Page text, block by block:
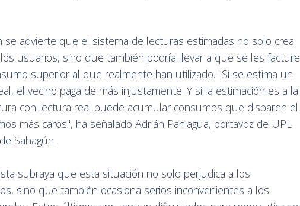
se advierte que el sistema de lecturas estimadas no solo crea
usuarios, sino que también podría llevar a que se les facture
superior al que realmente han utilizado. "Si se estima un
el vecino paga de más injustamente. Y si la estimación es a la
con lectura real puede acumular consumos que disparen el
más caros", ha señalado Adrián Paniagua, portavoz de UPL
Sahagún.
subraya que esta situación no solo perjudica a los
sino que también ocasiona serios inconvenientes a los